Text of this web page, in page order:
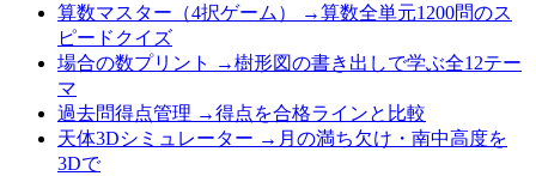
算数マスター（4択ゲーム）
→算数全単元1200問のス
ピードクイズ
場合の数プリント
→樹形図の書き出しで学ぶ全12テー
マ
過去問得点管理 →得点を合格ラインと比較
天体3Dシミュレーター → 月の満ち欠け・南中高度を
3Dで